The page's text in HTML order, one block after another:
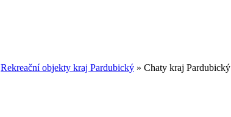
Rekreační objekty kraj Pardubický » Chaty kraj Pardubický